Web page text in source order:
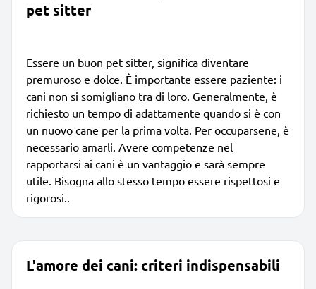
pet sitter
Essere un buon pet sitter, significa diventare
premuroso e dolce. È importante essere paziente: i
cani non si somigliano tra di loro. Generalmente, è
richiesto un tempo di adattamente quando si è con
un nuovo cane per la prima volta. Per occuparsene, è
necessario amarli. Avere competenze nel
rapportarsi ai cani è un vantaggio e sarà sempre
utile. Bisogna allo stesso tempo essere rispettosi e
rigorosi..
L'amore dei cani: criteri indispensabili